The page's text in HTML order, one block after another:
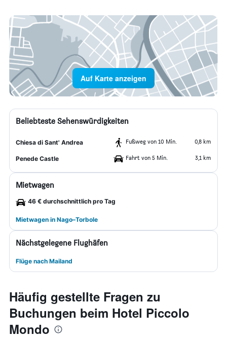
Auf Karte anzeigen
Beliebteste Sehenswürdigkeiten
Chiesa di Sant' Andrea Fußweg von 10 Min. 0,8 km
Penede Castle Fahrt von 5 Min. 3,1 km
Mietwagen
46 € durchschnittlich pro Tag
Mietwagen in Nago–Torbole
Nächstgelegene Flughäfen
Flüge nach Mailand
Häufig gestellte Fragen zu
Buchungen beim Hotel Piccolo
Mondo